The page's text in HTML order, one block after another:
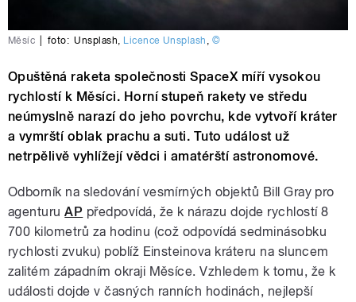
Měsíc foto: Unsplash Licence Unsplash ©
Opuštěná raketa společnosti SpaceX míří vysokou
rychlostí k Měsíci. Horní stupeň rakety ve středu
neúmyslně narazí do jeho povrchu, kde vytvoří kráter
a vymrští oblak prachu a suti. Tuto událost už
netrpělivě vyhlížejí vědci i amatérští astronomové.
Odborník na sledování vesmírných objektů Bill Gray pro
agenturuAP předpovídá, že k nárazu dojde rychlostí 8
700 kilometrů za hodinu (což odpovídá sedminásobku
rychlosti zvuku) poblíž Einsteinova kráteru na sluncem
zalitém západním okraji Měsíce. Vzhledem k tomu, že k
události dojde v časných ranních hodinách, nejlepší